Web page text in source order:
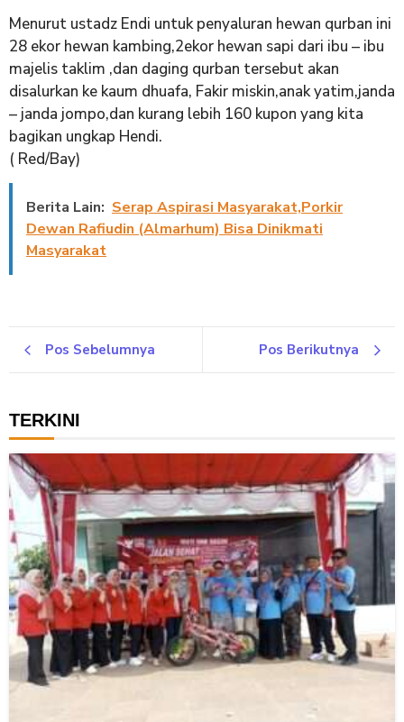
Menurut ustadz Endi untuk penyaluran hewan qurban ini
28 ekor hewan kambing,2ekor hewan sapi dari ibu – ibu
majelis taklim ,dan daging qurban tersebut akan
disalurkan ke kaum dhuafa, Fakir miskin,anak yatim,janda
– janda jompo,dan kurang lebih 160 kupon yang kita
bagikan ungkap Hendi.
( Red/Bay)
Berita Lain: Serap Aspirasi Masyarakat,Porkir
Dewan Rafiudin (Almarhum) Bisa Dinikmati
Masyarakat
Pos Sebelumnya Pos Berikutnya
TERKINI